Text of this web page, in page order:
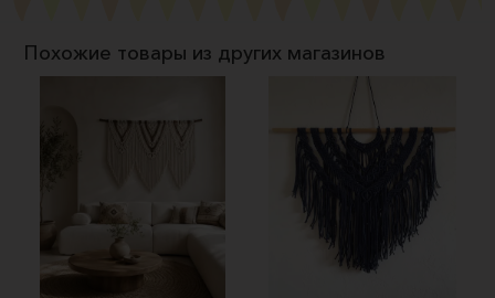
Похожие товары из других магазинов